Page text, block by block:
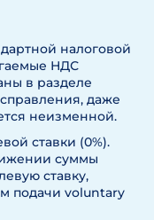
налоговой
НДС
в разделе
даже
неизменной.
ставки (0%).
суммы
ставку,
подачи voluntary